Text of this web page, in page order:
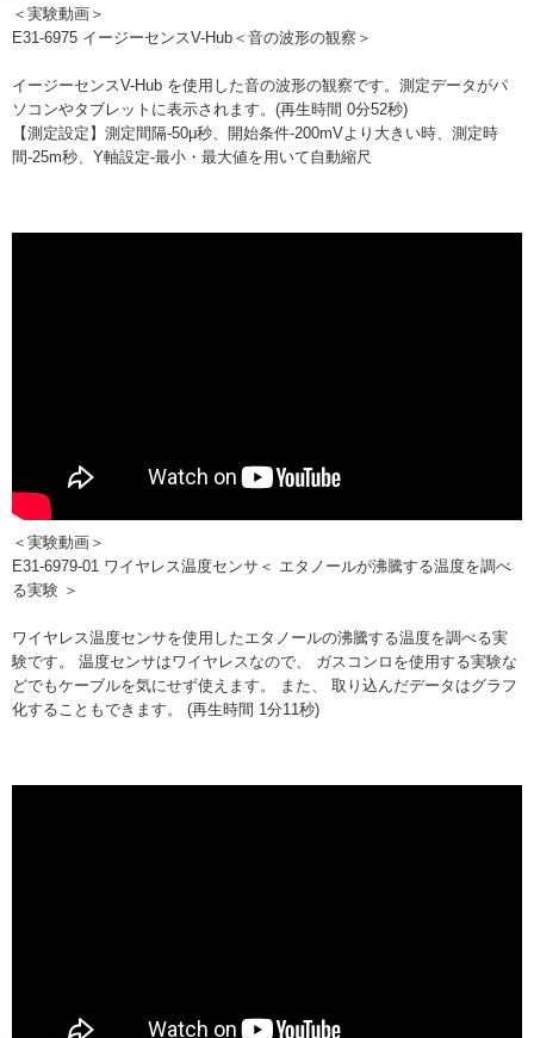
＜実験動画＞
E31-6975 イージーセンスV-Hub＜音の波形の観察＞
イージーセンスV-Hub を使用した音の波形の観察です。測定データがパ
ソコンやタブレットに表示されます。(再生時間 0分52秒)
【測定設定】測定間隔-50μ秒、開始条件-200mVより大きい時、測定時
間-25m秒、Y軸設定-最小・最大値を用いて自動縮尺
＜実験動画＞
E31-6979-01 ワイヤレス温度センサ＜ エタノールが沸騰する温度を調べ
る実験 ＞
ワイヤレス温度センサを使用したエタノールの沸騰する温度を調べる実
験です。 温度センサはワイヤレスなので、 ガスコンロを使用する実験な
どでもケーブルを気にせず使えます。 また、 取り込んだデータはグラフ
化することもできます。 (再生時間 1分11秒)